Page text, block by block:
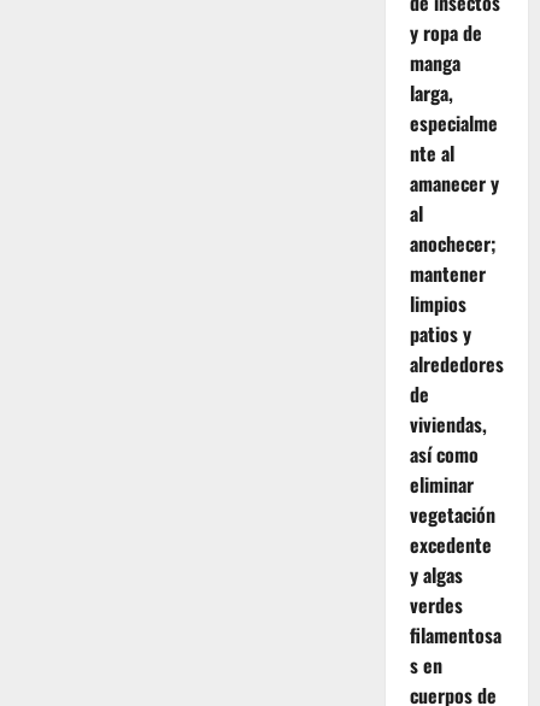
y ropa de
manga
larga,
especialme
nte al
amanecer y
al
anochecer;
mantener
limpios
patios y
alrededores
de
viviendas,
así como
eliminar
vegetación
excedente
y algas
verdes
filamentosa
s en
cuerpos de